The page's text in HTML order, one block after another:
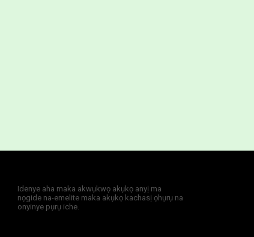
Idenye aha maka akwụkwọ akụkọ anyị ma
nọgide na-emelite maka akụkọ kachasị ọhụrụ na
onyinye pụrụ iche.